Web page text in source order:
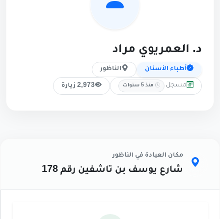
د. العمريوي مراد
أطباء الأسنان الناظور
مسجل منذ 5 سنوات 2,973 زيارة
مكان العيادة في الناظور
شارع يوسف بن تاشفين رقم 178